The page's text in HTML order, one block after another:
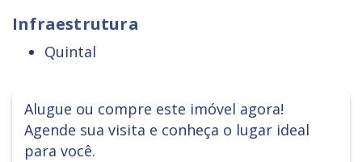
Infraestrutura
Quintal
Alugue ou compre este imóvel agora!
Agende sua visita e conheça o lugar ideal
para você.